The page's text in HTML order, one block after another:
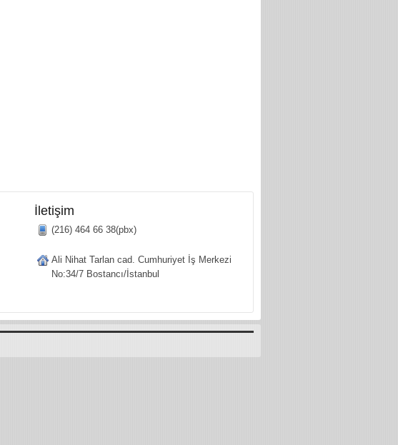
İletişim
(216) 464 66 38(pbx)
Ali Nihat Tarlan cad. Cumhuriyet İş Merkezi
No:34/7 Bostancı/İstanbul